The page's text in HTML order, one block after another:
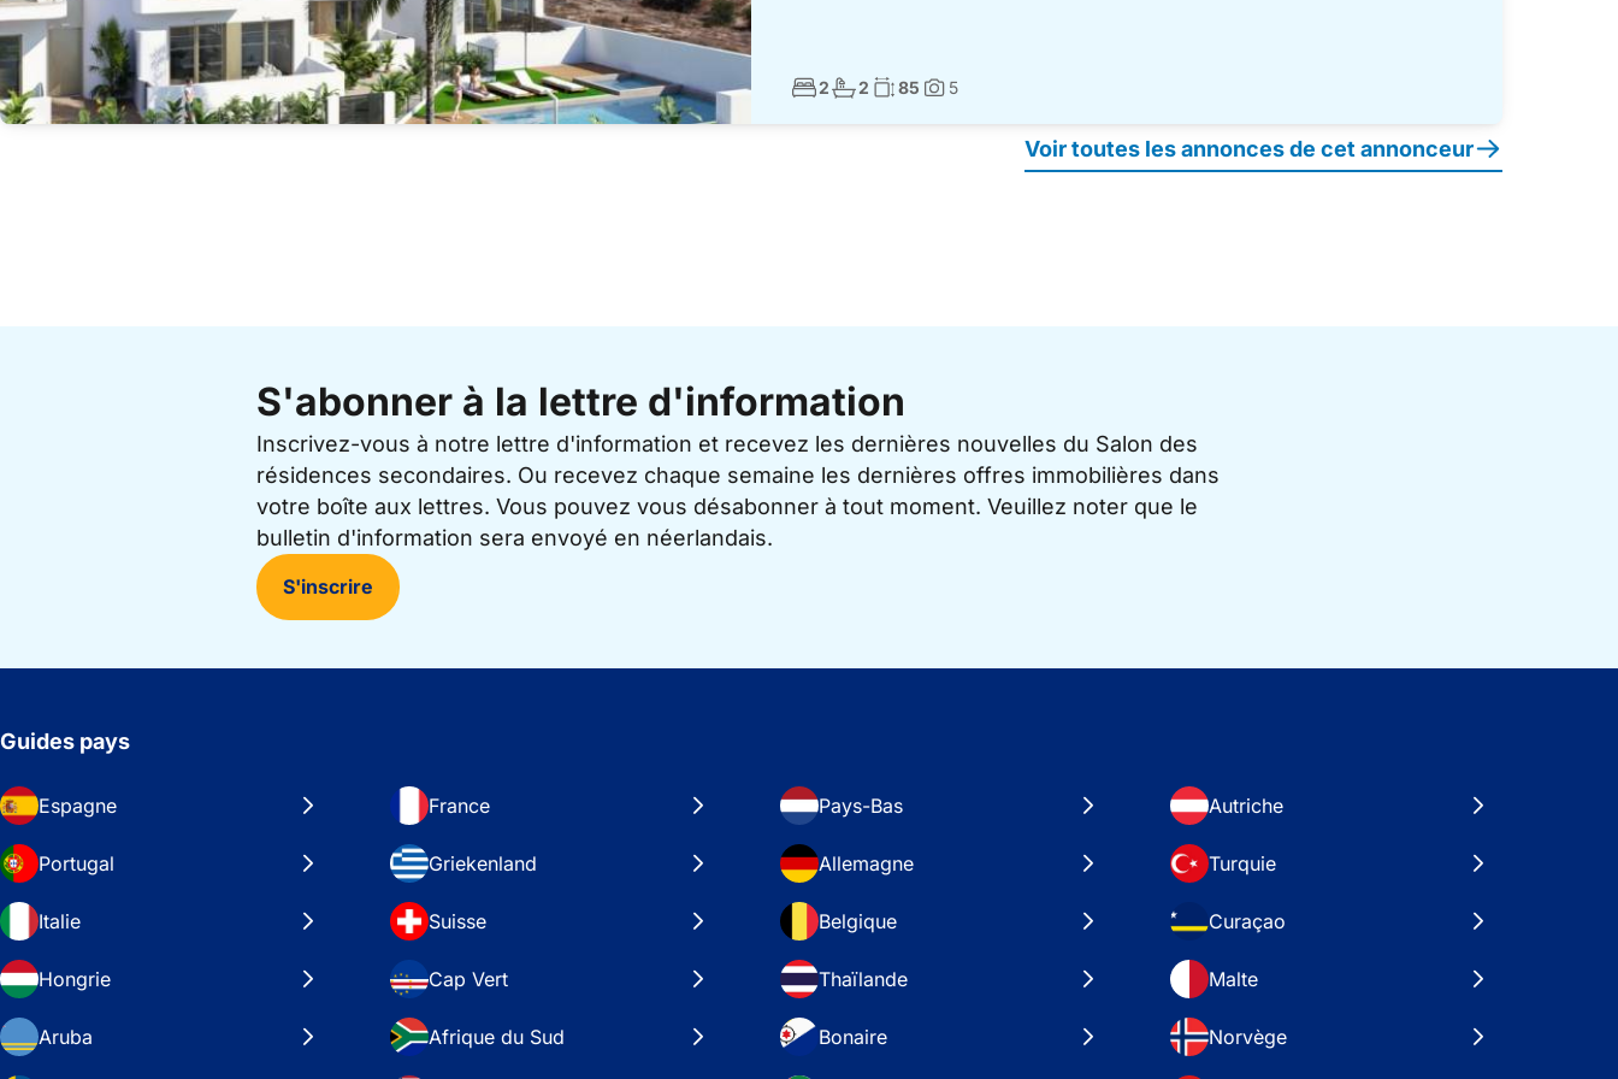
Nombre de chambres à coucher:
2Nombre de salles de bains:
2Surface habitable:
85Photos:
5
Voir toutes les annonces de cet annonceur
S'abonner à la lettre d'information
Inscrivez-vous à notre lettre d'information et recevez les dernières nouvelles du Salon des
résidences secondaires. Ou recevez chaque semaine les dernières offres immobilières dans
votre boîte aux lettres. Vous pouvez vous désabonner à tout moment. Veuillez noter que le
bulletin d'information sera envoyé en néerlandais.
S'inscrire
Guides pays
Espagne France Pays-Bas Autriche
Portugal Griekenland Allemagne Turquie
Italie Suisse Belgique Curaçao
Hongrie Cap Vert Thaïlande Malte
Aruba Afrique du Sud Bonaire Norvège